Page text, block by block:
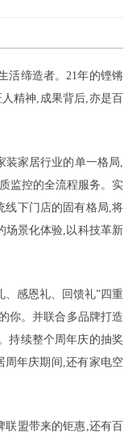
活缔造者。21年的铿锵
精神,成果背后,亦是百
装家居行业的单一格局,
监控的全流程服务。实
线下门店的固有格局,将
场景化体验,以科技革新
、感恩礼、回馈礼”四重
你。并联合多品牌打造
持续整个周年庆的抽奖
周年庆期间,还有家电空
联盟带来的钜惠,还有百